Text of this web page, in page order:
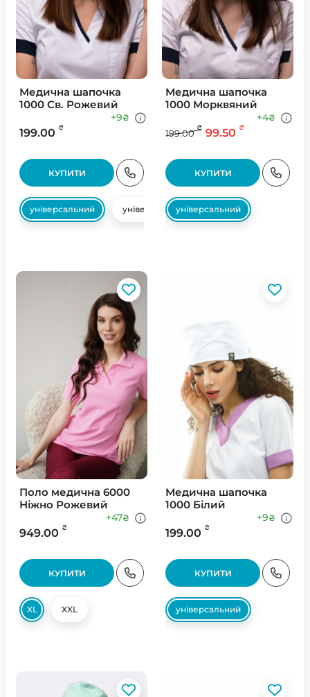
Медична шапочка
1000 Св. Рожевий
199.00 ₴
+9₴
КУПИТИ
універсальний універсальний
Медична шапочка
1000 Морквяний
199.00
₴ 99.50 ₴
+4₴
КУПИТИ
універсальний
Поло медична 6000
Ніжно Рожевий
949.00 ₴
+47₴
КУПИТИ
XL XXL
Медична шапочка
1000 Білий
199.00 ₴
+9₴
КУПИТИ
універсальний